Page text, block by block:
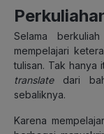
Selama
mempelajari
tulisan. Tak hanya
translatedari
sebaliknya.
Karena